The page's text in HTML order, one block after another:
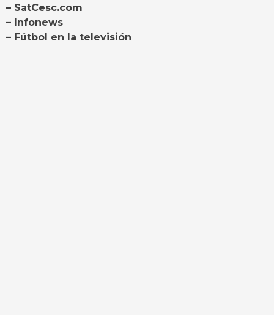
– SatCesc.com
– Infonews
– Fútbol en la televisión